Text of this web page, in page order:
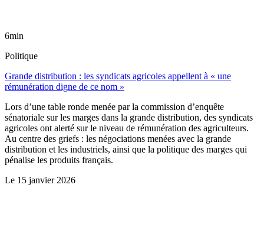
6min
Politique
Grande distribution : les syndicats agricoles appellent à « une
rémunération digne de ce nom »
Lors d’une table ronde menée par la commission d’enquête
sénatoriale sur les marges dans la grande distribution, des syndicats
agricoles ont alerté sur le niveau de rémunération des agriculteurs.
Au centre des griefs : les négociations menées avec la grande
distribution et les industriels, ainsi que la politique des marges qui
pénalise les produits français.
Le 15 janvier 2026